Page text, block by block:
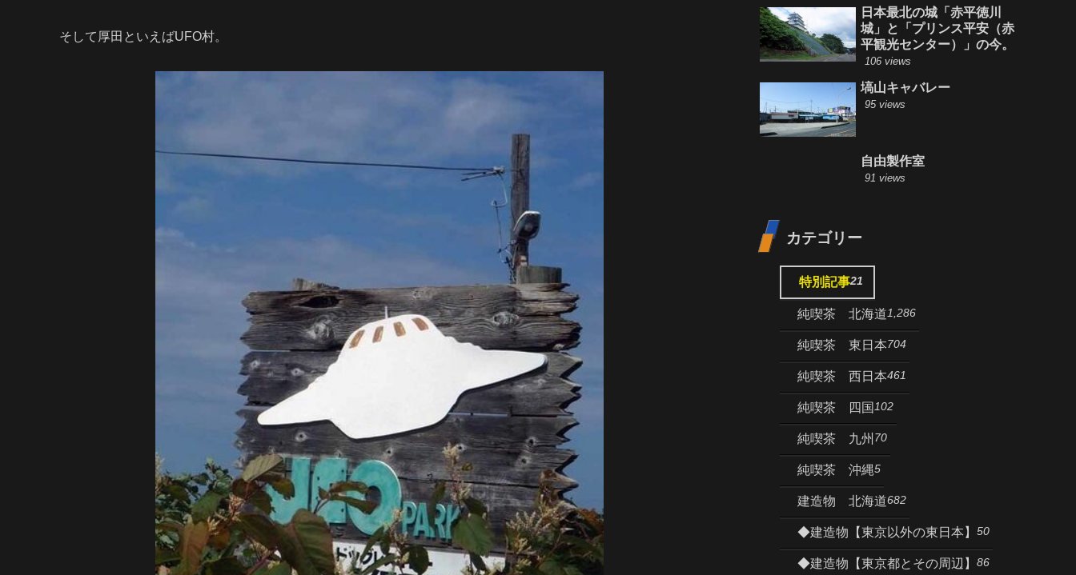
そして厚田といえばUFO村。
日本最北の城「赤平徳川
城」と「プリンス平安（赤
平観光センター）」の今。
106 views
塙山キャバレー
95 views
自由製作室
91 views
カテゴリー
特別記事21
純喫茶 北海道1,286
純喫茶 東日本704
純喫茶 西日本461
純喫茶 四国 102
純喫茶 九州 70
純喫茶 沖縄5
建造物 北海道682
◆建造物【東京以外の東日本】 50
◆建造物【東京都とその周辺】 86